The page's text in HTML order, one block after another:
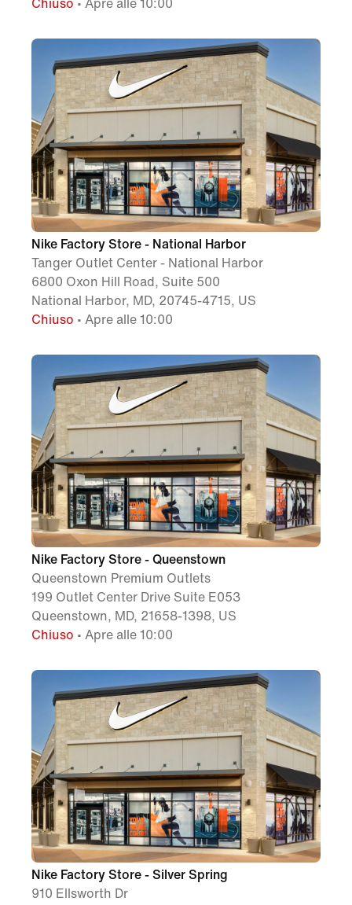
Chiuso • Apre alle 10:00
Nike Factory Store - National Harbor
Tanger Outlet Center - National Harbor
6800 Oxon Hill Road, Suite 500
National Harbor, MD, 20745-4715, US
Chiuso • Apre alle 10:00
Nike Factory Store - Queenstown
Queenstown Premium Outlets
199 Outlet Center Drive Suite E053
Queenstown, MD, 21658-1398, US
Chiuso • Apre alle 10:00
Nike Factory Store - Silver Spring
910 Ellsworth Dr